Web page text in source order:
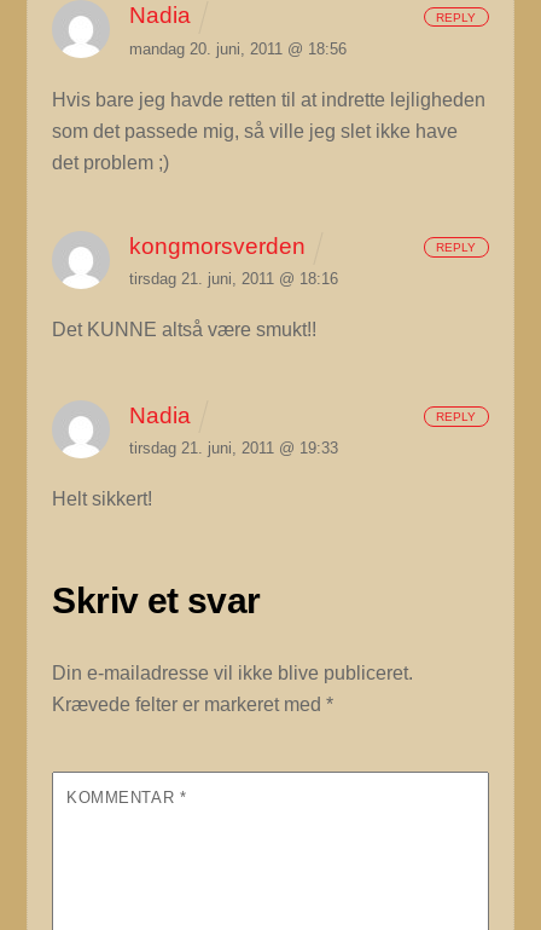
Nadia
mandag 20. juni, 2011 @ 18:56
Hvis bare jeg havde retten til at indrette lejligheden
som det passede mig, så ville jeg slet ikke have
det problem ;)
REPLY
kongmorsverden
tirsdag 21. juni, 2011 @ 18:16
Det KUNNE altså være smukt!!
REPLY
Nadia
tirsdag 21. juni, 2011 @ 19:33
Helt sikkert!
REPLY
Skriv et svar
Din e-mailadresse vil ikke blive publiceret.
Krævede felter er markeret med*
KOMMENTAR *